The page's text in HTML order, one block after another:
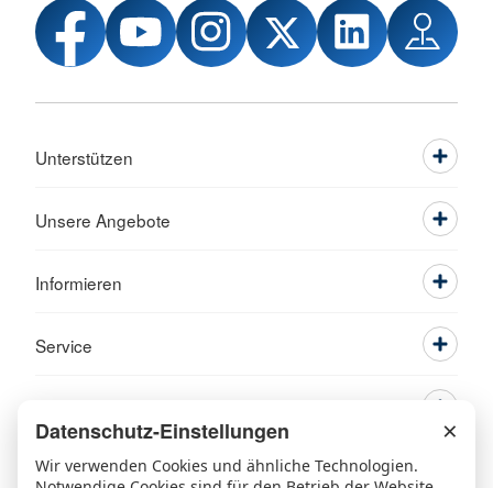
Unterstützen
Unsere Angebote
Informieren
Service
Datenschutz-Einstellungen ×
Wir verwenden Cookies und ähnliche Technologien.